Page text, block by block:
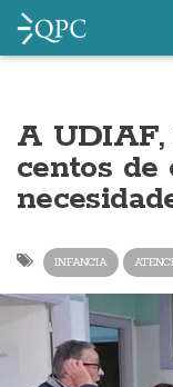
A UDIAF,
centos de
INFANCIA